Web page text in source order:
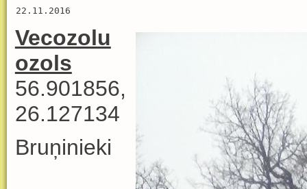
22.11.2016
Vecozolu
ozols
56.901856,
26.127134
Bruņinieki